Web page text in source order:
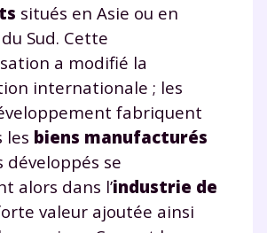
situés en Asie ou en
Sud. Cette
a modifié la
internationale ; les
fabriquent
les biens manufacturés
développés se
alors dans l’industrie de
valeur ajoutée ainsi